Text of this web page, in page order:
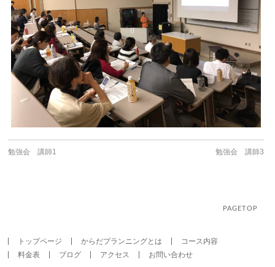
勉強会 講師1 勉強会 講師3
PAGETOP
トップページ からだプランニングとは
コース内容
料金表
ブログ アクセス お問い合わせ